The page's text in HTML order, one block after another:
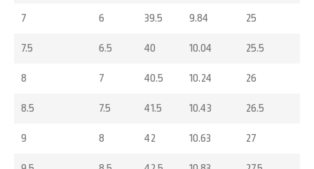
7 6 39.5 9.84 25
7.5 6.5 40 10.04 25.5
8 7 40.5 10.24 26
8.5 7.5 41.5 10.43 26.5
9 8 42 10.63 27